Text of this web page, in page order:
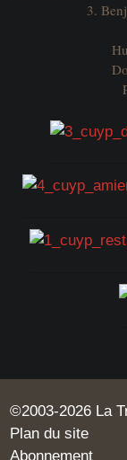
3.
©2003-2026 La
Plan du site
Abonnement